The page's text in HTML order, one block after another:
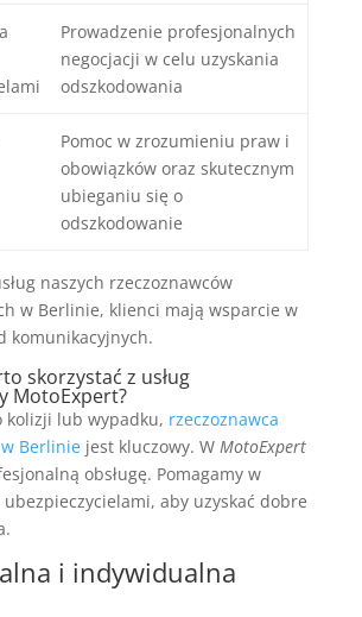
Prowadzenie profesjonalnych
negocjacji w celu uzyskania
odszkodowania
Pomoc w zrozumieniu praw i
obowiązków oraz skutecznym
ubieganiu się o
odszkodowanie
naszych rzeczoznawców
w Berlinie, klienci mają wsparcie w
komunikacyjnych.
skorzystać z usług
MotoExpert?
kolizji lub wypadku, rzeczoznawca
Berliniejest kluczowy. W MotoExpert
obsługę. Pomagamy w
ubezpieczycielami, aby uzyskać dobre
i indywidualna